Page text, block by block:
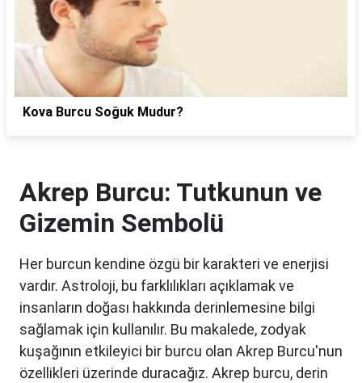
Kova Burcu Soğuk Mudur?
Akrep Burcu: Tutkunun ve
Gizemin Sembolü
Her burcun kendine özgü bir karakteri ve enerjisi
vardır. Astroloji, bu farklılıkları açıklamak ve
insanların doğası hakkında derinlemesine bilgi
sağlamak için kullanılır. Bu makalede, zodyak
kuşağının etkileyici bir burcu olan Akrep Burcu'nun
özellikleri üzerinde duracağız. Akrep burcu, derin